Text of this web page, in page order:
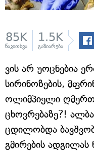
85K
წაკითხვა
1.5K
გაზიარება
ვის არ უოცნებია
სირინოზების,
ოლიმპიელი
ცხოვრებაზე?!
ცდილობდა
გმირების